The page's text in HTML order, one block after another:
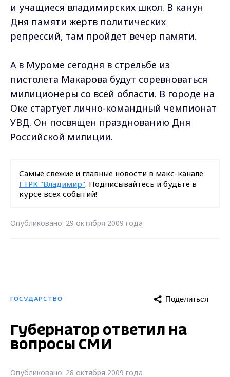
и учащиеся владимирских школ. В канун
Дня памяти жертв политических
репрессий, там пройдет вечер памяти.
А в Муроме сегодня в стрельбе из
пистолета Макарова будут соревноваться
милиционеры со всей области. В городе на
Оке стартует лично-командный чемпионат
УВД. Он посвящен празднованию Дня
Российской милиции.
Самые свежие и главные новости в макс-канале
ГТРК "Владимир". Подписывайтесь и будьте в
курсе всех событий!
Опубликовано: 29 октября 2009 года
ГОСУДАРСТВО Поделиться
Губернатор ответил на
вопросы СМИ
Опубликовано: 28 октября 2009 года